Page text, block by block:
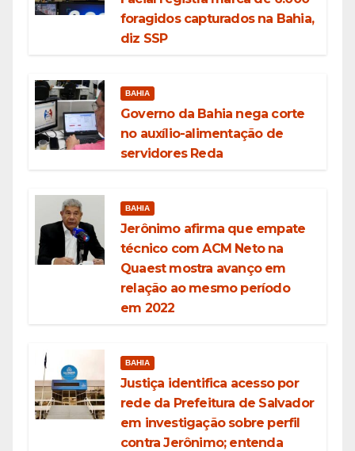
foragidos capturados na Bahia,
diz SSP
BAHIA
Governo da Bahia nega corte
no auxílio-alimentação de
servidores Reda
BAHIA
Jerônimo afirma que empate
técnico com ACM Neto na
Quaest mostra avanço em
relação ao mesmo período
em 2022
BAHIA
Justiça identifica acesso por
rede da Prefeitura de Salvador
em investigação sobre perfil
contra Jerônimo; entenda